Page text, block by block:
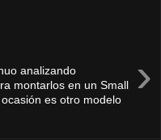
›
analizando
montarlos en un Small
es otro modelo